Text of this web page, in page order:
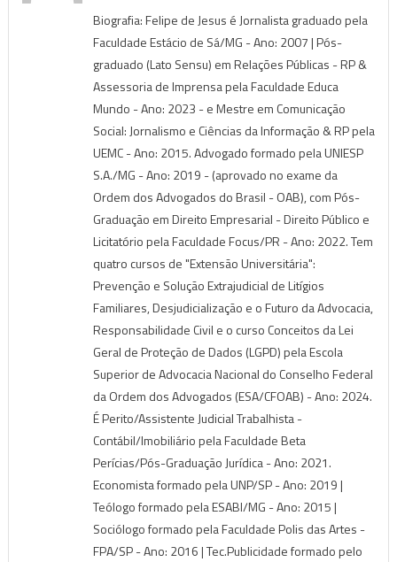
Biografia: Felipe de Jesus é Jornalista graduado pela
Faculdade Estácio de Sá/MG - Ano: 2007 | Pós-
graduado (Lato Sensu) em Relações Públicas - RP &
Assessoria de Imprensa pela Faculdade Educa
Mundo - Ano: 2023 - e Mestre em Comunicação
Social: Jornalismo e Ciências da Informação & RP pela
UEMC - Ano: 2015. Advogado formado pela UNIESP
S.A./MG - Ano: 2019 - (aprovado no exame da
Ordem dos Advogados do Brasil - OAB), com Pós-
Graduação em Direito Empresarial - Direito Público e
Licitatório pela Faculdade Focus/PR - Ano: 2022. Tem
quatro cursos de "Extensão Universitária":
Prevenção e Solução Extrajudicial de Litígios
Familiares, Desjudicialização e o Futuro da Advocacia,
Responsabilidade Civil e o curso Conceitos da Lei
Geral de Proteção de Dados (LGPD) pela Escola
Superior de Advocacia Nacional do Conselho Federal
da Ordem dos Advogados (ESA/CFOAB) - Ano: 2024.
É Perito/Assistente Judicial Trabalhista -
Contábil/Imobiliário pela Faculdade Beta
Perícias/Pós-Graduação Jurídica - Ano: 2021.
Economista formado pela UNP/SP - Ano: 2019 |
Teólogo formado pela ESABI/MG - Ano: 2015 |
Sociólogo formado pela Faculdade Polis das Artes -
FPA/SP - Ano: 2016 | Tec.Publicidade formado pelo